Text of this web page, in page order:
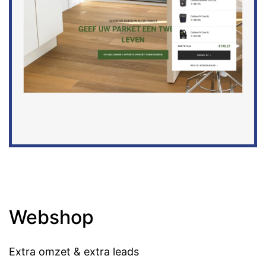
Webshop
Extra omzet & extra leads